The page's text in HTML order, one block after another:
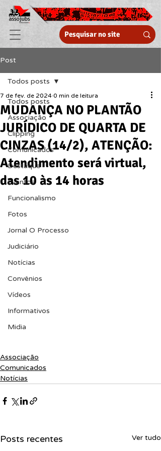
Post
Todos posts
Associação
Clipping
Comunicados
Destaque
Eventos
Funcionalismo
Fotos
Jornal O Processo
Judiciário
Notícias
Convênios
Vídeos
Informativos
Midia
Todos posts
MUDANÇA NO PLANTÃO
JURÍDICO DE QUARTA DE
CINZAS (14/2), ATENÇÃO:
Atendimento será virtual,
das 10 às 14 horas
7 de fev. de 2024 0 min de leitura
Associação
Comunicados
Notícias
Posts recentes Ver tudo